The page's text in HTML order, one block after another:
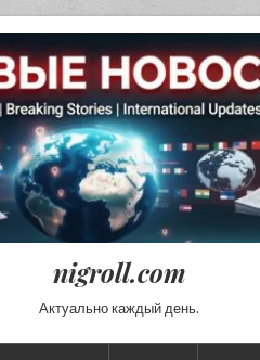
nigroll.com
Актуально каждый день.